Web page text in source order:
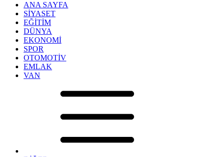
ANA SAYFA
SİYASET
EĞİTİM
DÜNYA
EKONOMİ
SPOR
OTOMOTİV
EMLAK
VAN